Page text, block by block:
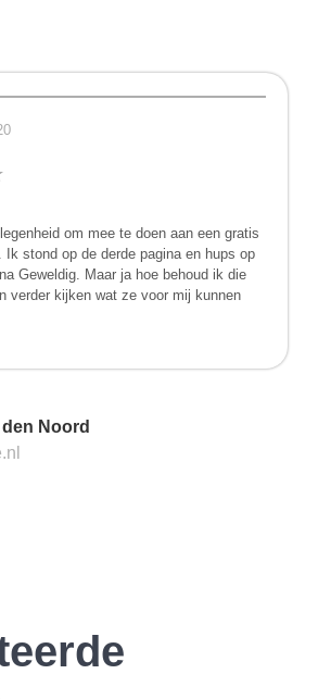
om mee te doen aan een gratis
Ik stond op de derde pagina en hups op
Geweldig. Maar ja hoe behoud ik die
verder kijken wat ze voor mij kunnen
Noord